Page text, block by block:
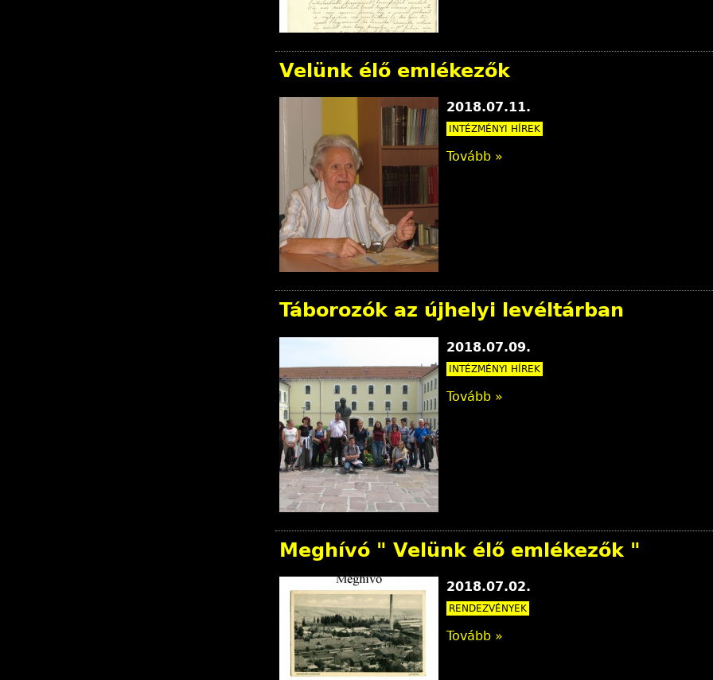
Velünk élő emlékezők
2018.07.11.
INTÉZMÉNYI HÍREK
Tovább »
Táborozók az újhelyi levéltárban
2018.07.09.
INTÉZMÉNYI HÍREK
Tovább »
Meghívó " Velünk élő emlékezők "
2018.07.02.
RENDEZVÉNYEK
Tovább »